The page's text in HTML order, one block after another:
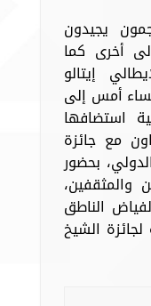
يجيدون
أخرى كما
إيتالو
أمس إلى
استضافها
مع جائزة
بحضور
والمثقفين،
الناطق
الشيخ